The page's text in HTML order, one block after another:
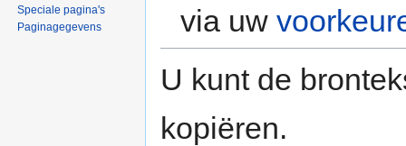
via uw
U kunt de
kopiëren.
Speciale pagina's
Paginagegevens